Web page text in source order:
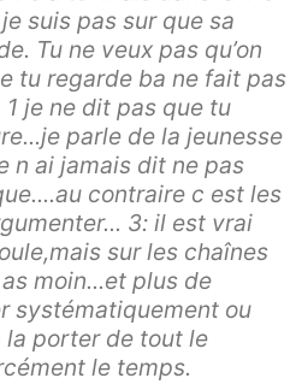
suis pas sur que sa
Tu ne veux pas qu’on
tu regarde ba ne fait pas
je ne dit pas que tu
parle de la jeunesse
n ai jamais dit ne pas
contraire c est les
3: il est vrai
sur les chaînes
moin...et plus de
systématiquement ou
porter de tout le
le temps.